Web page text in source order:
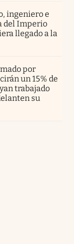
ingeniero e
del Imperio
llegado a la
por
un 15% de
trabajado
su